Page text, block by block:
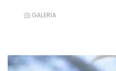
GALERIA